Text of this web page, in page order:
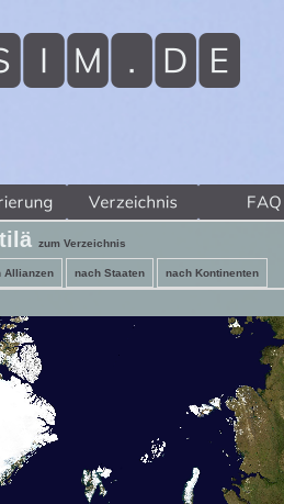
zum Verzeichnis
Allianzen nach Staaten nach Kontinenten